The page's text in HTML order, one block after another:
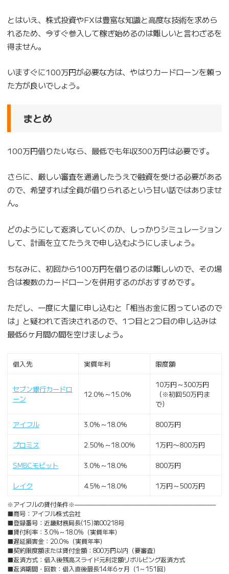
とはいえ、株式投資やFXは豊富な知識と高度な技術を求めら
れるため、今すぐ参入して稼ぎ始めるのは難しいと言わざるを
得ません。
いますぐに100万円が必要な方は、やはりカードローンを頼っ
た方が良いでしょう。
まとめ
100万円借りたいなら、最低でも年収300万円は必要です。
さらに、厳しい審査を通過したうえで融資を受ける必要がある
ので、希望すれば全員が借りられるという甘い話ではありませ
ん。
どのようにして返済していくのか、しっかりシミュレーション
して、計画を立てたうえで申し込むようにしましょう。
ちなみに、初回から100万円を借りるのは難しいので、その場
合は複数のカードローンを併用するのがおすすめです。
ただし、一度に大量に申し込むと「相当お金に困っているので
は」と疑われて否決されるので、1つ目と2つ目の申し込みは
最低6ヶ月間の間を空けましょう。
借入先 実質年利 限度額
セブン銀行カードロ
ーン
12.0％～15.0％
10万円～300万円
（※初回50万円ま
で）
アイフル 3.0％～18.0％ 800万円
プロミス 2.50％～18.00％ 1万円〜800万円
SMBCモビット 3.0％～18.0％ 800万円
レイク 4.5％～18.0％ 1万円～500万円
※アイフルの貸付条件※———————————————————————
■商号：アイフル株式会社
■登録番号：近畿財務局長(15)第00218号
■貸付利率：3.0%～18.0%（実質年率）
■遅延損害金：20.0％（実質年率）
■契約限度額または貸付金額：800万円以内（要審査）
■返済方式：借入後残高スライド元利定額リボルビング返済方式
■返済期間・回数：借入直後最長14年6ヶ月（1～151回）